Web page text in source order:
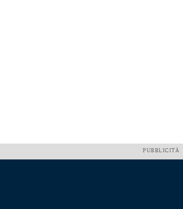
PUBBLICITÀ